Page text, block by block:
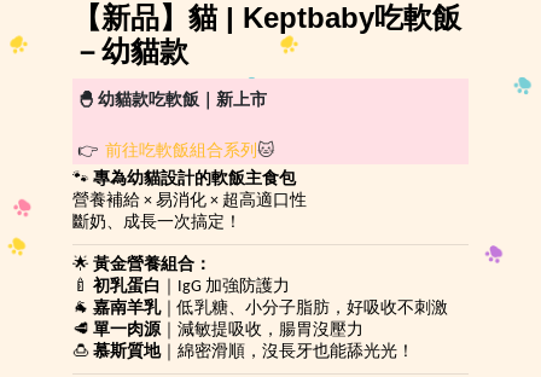
【新品】貓 | Keptbaby吃軟飯
－幼貓款
🐣 幼貓款吃軟飯｜新上市
👉 前往吃軟飯組合系列🐱
🐾 專為幼貓設計的軟飯主食包
營養補給 × 易消化 × 超高適口性
斷奶、成長一次搞定！
🌟 黃金營養組合：
🍼 初乳蛋白
｜IgG 加強防護力
🐐嘉南羊乳｜低乳糖、小分子脂肪，好吸收不刺激
🥩 單一肉源｜減敏提吸收，腸胃沒壓力
🍮 慕斯質地｜綿密滑順，沒長牙也能舔光光！